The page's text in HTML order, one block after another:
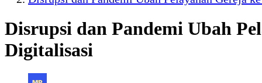
Disrupsi dan Pandemi Ubah
Digitalisasi